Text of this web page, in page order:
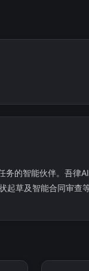
的智能伙伴。吾律
草及智能合同审查等